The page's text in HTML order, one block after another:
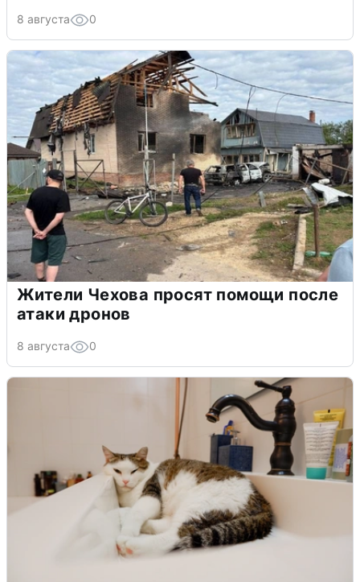
8 августа 0
Жители Чехова просят помощи после
атаки дронов
8 августа 0